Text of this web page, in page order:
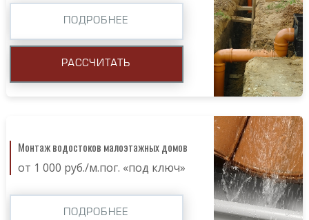
ПОДРОБНЕЕ
РАССЧИТАТЬ
Монтаж водостоков малоэтажных домов
от 1 000 руб./м.пог. «под ключ»
ПОДРОБНЕЕ